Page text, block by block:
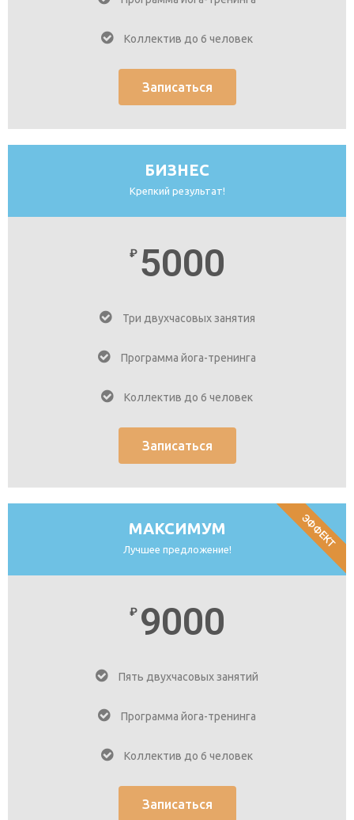
Коллектив до 6 человек
Записаться
БИЗНЕС
Крепкий результат!
₽ 5000
Три двухчасовых занятия
Программа йога-тренинга
Коллектив до 6 человек
Записаться
МАКСИМУМ
Лучшее предложение!
₽ 9000
Пять двухчасовых занятий
Программа йога-тренинга
Коллектив до 6 человек
Записаться
ЭФФЕКТ